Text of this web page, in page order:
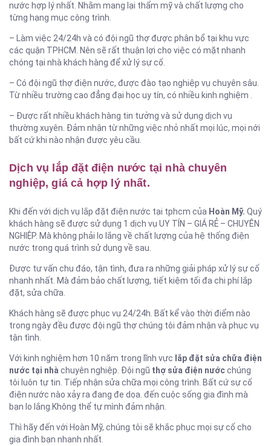
nước hợp lý nhất. Nhằm mang lại thẩm mỹ và chất lượng cho
từng hạng mục công trình.
– Làm việc 24/24h và có đội ngũ thợ được phân bổ tại khu vực
các quận TPHCM. Nên sẽ rất thuận lợi cho việc có mặt nhanh
chóng tại nhà khách hàng để xử lý sự cố.
– Có đội ngũ thợ điện nước, được đào tạo nghiệp vụ chuyên sâu.
Từ nhiều trường cao đẳng đại học uy tín, có nhiều kinh nghiệm .
– Được rất nhiều khách hàng tin tưởng và sử dụng dịch vụ
thường xuyên. Đảm nhận từ những việc nhỏ nhất mọi lúc, mọi nới
bất cứ khi nào nhận được yêu cầu.
Dịch vụ lắp đặt điện nước tại nhà chuyên
nghiệp, giá cả hợp lý nhất.
Khi đến với dịch vụ lắp đặt điện nước tại tphcm của Hoàn Mỹ. Quý
khách hàng sẽ được sử dụng 1 dịch vụ UY TÍN – GIÁ RẺ – CHUYÊN
NGHIỆP. Mà không phải lo lắng về chất lượng của hệ thống điện
nước trong quá trình sử dụng về sau.
Được tư vấn chu đáo, tận tình, đưa ra những giải pháp xử lý sự cố
nhanh nhất. Mà đảm bảo chất lượng, tiết kiệm tối đa chi phí lắp
đặt, sửa chữa.
Khách hàng sẽ được phục vụ 24/24h. Bất kể vào thời điểm nào
trong ngày đều được đội ngũ thợ chúng tôi đảm nhận và phục vụ
tận tình.
Với kinh nghiệm hơn 10 năm trong lĩnh vực lắp đặt sửa chữa điện
nước tại nhàchuyên nghiệp. Đội ngũ thợ sửa điện nướcchúng
tôi luôn tự tin. Tiếp nhận sửa chữa mọi công trình. Bất cứ sự cố
điện nước nào xảy ra đang đe dọa. đến cuộc sống gia đình mà
bạn lo lắng.Không thể tự mình đảm nhận.
Thì hãy đến với Hoàn Mỹ, chúng tôi sẽ khắc phục mọi sự cố cho
gia đình bạn nhanh nhất.